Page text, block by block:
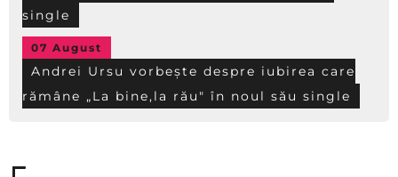
single
07 August
Andrei Ursu vorbește despre iubirea care
rămâne „La bine,la rău" în noul său single